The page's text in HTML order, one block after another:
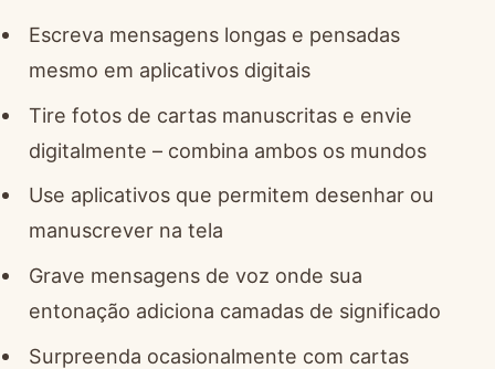
Escreva mensagens longas e pensadas
mesmo em aplicativos digitais
Tire fotos de cartas manuscritas e envie
digitalmente – combina ambos os mundos
Use aplicativos que permitem desenhar ou
manuscrever na tela
Grave mensagens de voz onde sua
entonação adiciona camadas de significado
Surpreenda ocasionalmente com cartas